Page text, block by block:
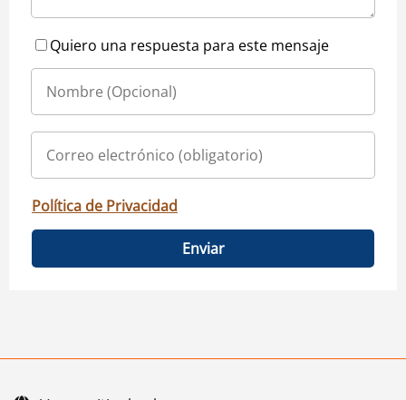
Quiero una respuesta para este mensaje
Política de Privacidad
Enviar